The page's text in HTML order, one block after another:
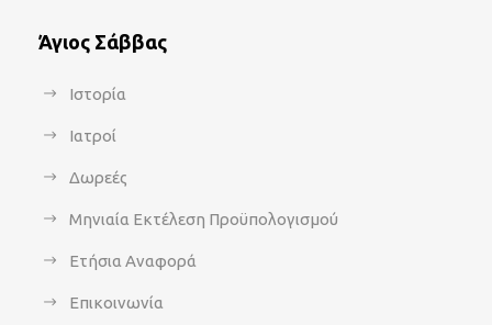
Άγιος Σάββας
Ιστορία
Ιατροί
Δωρεές
Μηνιαία Εκτέλεση Προϋπολογισμού
Ετήσια Αναφορά
Επικοινωνία